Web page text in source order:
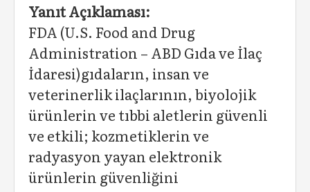
Yanıt Açıklaması:
FDA (U.S. Food and Drug
Administration – ABD Gıda ve İlaç
İdaresi)gıdaların, insan ve
veterinerlik ilaçlarının, biyolojik
ürünlerin ve tıbbi aletlerin güvenli
ve etkili; kozmetiklerin ve
radyasyon yayan elektronik
ürünlerin güvenliğini